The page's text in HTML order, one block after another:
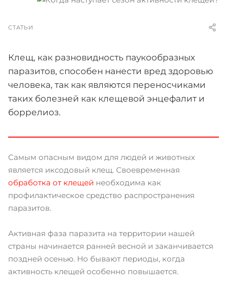
СТАТЬИ
Клещ, как разновидность паукообразных
паразитов, способен нанести вред здоровью
человека, так как являются переносчиками
таких болезней как клещевой энцефалит и
боррелиоз.
Самым опасным видом для людей и животных
является иксодовый клещ. Своевременная
обработка от клещей необходима как
профилактическое средство распространения
паразитов.
Активная фаза паразита на территории нашей
страны начинается ранней весной и заканчивается
поздней осенью. Но бывают периоды, когда
активность клещей особенно повышается.